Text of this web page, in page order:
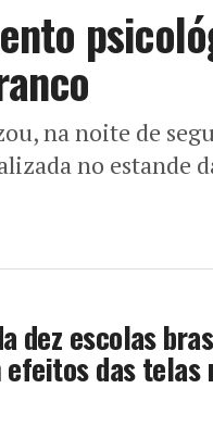
na noite de
no estande
dez escolas
das telas